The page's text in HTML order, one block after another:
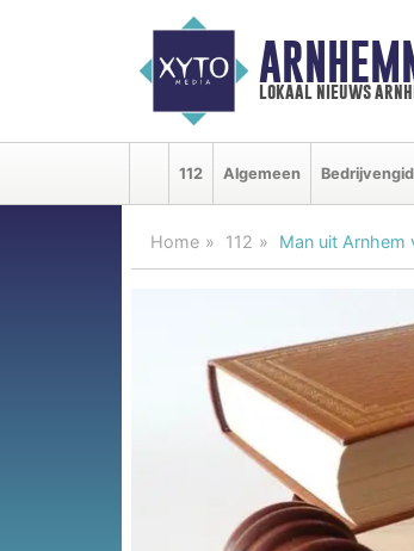
lokaal nieuws
112 Algemeen
Home 112 Man uit Arnhem